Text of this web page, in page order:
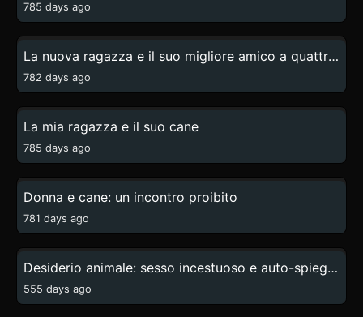
785 days ago
0:07
La nuova ragazza e il suo migliore amico a quattro zampe
782 days ago
0:22
La mia ragazza e il suo cane
785 days ago
7:38
Donna e cane: un incontro proibito
781 days ago
1:32
Desiderio animale: sesso incestuoso e auto-spiegato
555 days ago
6:08